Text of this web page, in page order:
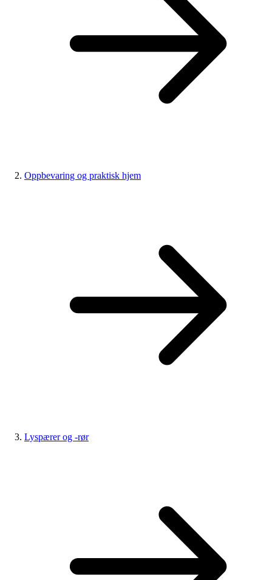
Oppbevaring og praktisk hjem
Lyspærer og -rør